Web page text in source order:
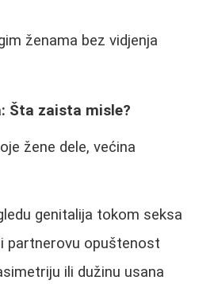
ženama bez vidjenja
Šta zaista misle?
žene dele, većina
genitalija tokom seksa
partnerovu opuštenost
ili dužinu usana